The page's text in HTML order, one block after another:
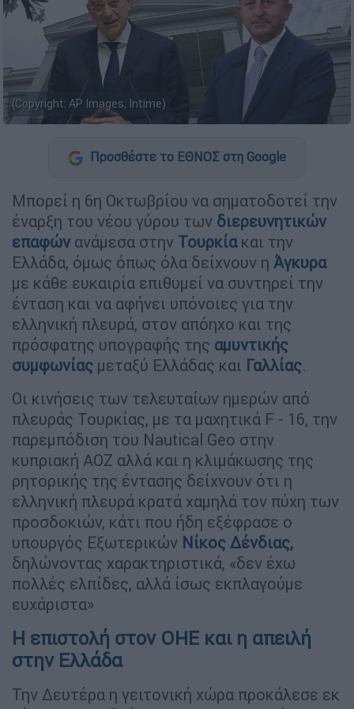
(Copyright: AP Images, Intime)
Προσθέστε το ΕΘΝΟΣ στη Google
Μπορεί η 6η Οκτωβρίου να σηματοδοτεί την
έναρξη του νέου γύρου των διερευνητικών
επαφώνανάμεσα στην Τουρκία και την
Ελλάδα, όμως όπως όλα δείχνουν η Άγκυρα
με κάθε ευκαιρία επιθυμεί να συντηρεί την
ένταση και να αφήνει υπόνοιες για την
ελληνική πλευρά, στον απόηχο και της
πρόσφατης υπογραφής της αμυντικής
συμφωνίας μεταξύ Ελλάδας και Γαλλίας.
Οι κινήσεις των τελευταίων ημερών από
πλευράς Τουρκίας, με τα μαχητικά F - 16, την
παρεμπόδιση του Nautical Geo στην
κυπριακή ΑΟΖ αλλά και η κλιμάκωσης της
ρητορικής της έντασης δείχνουν ότι η
ελληνική πλευρά κρατά χαμηλά τον πύχη των
προσδοκιών, κάτι που ήδη εξέφρασε ο
υπουργός Εξωτερικών Νίκος Δένδιας,
δηλώνοντας χαρακτηριστικά, «δεν έχω
πολλές ελπίδες, αλλά ίσως εκπλαγούμε
ευχάριστα»
Η επιστολή στον ΟΗΕ και η απειλή
στην Ελλάδα
Την Δευτέρα η γειτονική χώρα προκάλεσε εκ